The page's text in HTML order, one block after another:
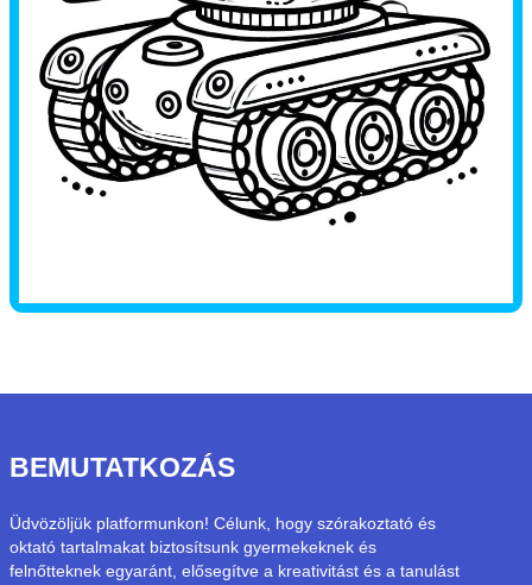
BEMUTATKOZÁS
Üdvözöljük platformunkon! Célunk, hogy szórakoztató és
oktató tartalmakat biztosítsunk gyermekeknek és
felnőtteknek egyaránt, elősegítve a kreativitást és a tanulást